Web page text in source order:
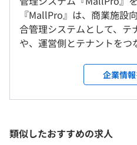
ち上げ、連携しながらリリー
◆エンジニアの開発環境（言
OS：Linux、Windows
言語：Java、JavaScript
フレームワーク：Spring
統合開発環境：Eclipse
＜雇入時＞
大阪支社、および自宅
＜変更範囲＞
会社の定める場所（テレワ
受動喫煙防止措置に関する事
敷地内禁煙／敷地内禁煙（喫
の自主性に任せています
平均残業時間：10-20時間
＜年間休日125日以上＞
・完全週休2日制（土日祝休）
・年末年始休暇
・有給休暇
オーダーメイドの教育プラン
人一人あった研修を行います
メンター制度の有無
あり
前年度の有給休暇の平均取得日
『MallPro』は、商業施設
合管理システムとして、テ
や、運営側とテナントを
判が評判を呼び、現在、六
ンドマークプラザなど、全
入。その他、アウトレッ
れています。商業施設運営
トップで提供している弊社
企業情
類似したおすすめの求人